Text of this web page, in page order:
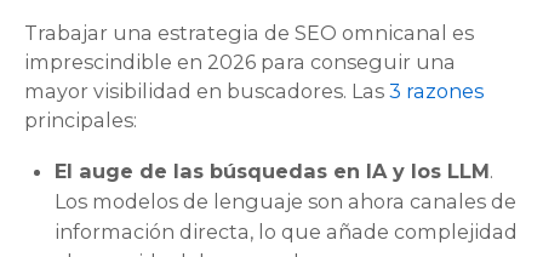
Trabajar una estrategia de SEO omnicanal es
imprescindible en 2026 para conseguir una
mayor visibilidad en buscadores. Las 3 razones
principales:
El auge de las búsquedas en IA y los LLM.
Los modelos de lenguaje son ahora canales de
información directa, lo que añade complejidad